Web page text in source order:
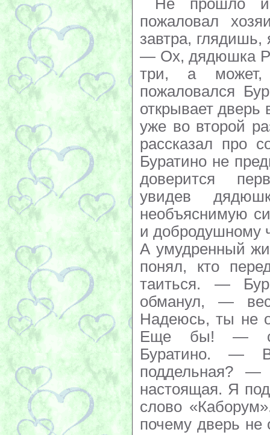
Не прошло и
пожаловал
завтра,
— Ох, дядюшка
три, а
пожаловался
открывает
уже во второй
рассказал про
Буратино не
доверится
увидев
необъяснимую
и добродушному
А умудренный
понял, кто
таиться. —
обманул, —
Надеюсь, ты не
Еще бы! — с
Буратино. —
поддельная? —
настоящая. Я
слово
почему дверь не